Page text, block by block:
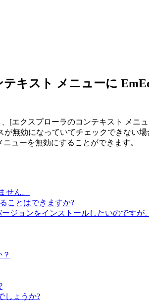
キスト メニューに
エクスプローラのコンテキスト メニ
無効になっていてチェックできない
ューを無効にすることができます。
せん。
ことはできますか?
ジョンをインストールしたいのです
しょうか?